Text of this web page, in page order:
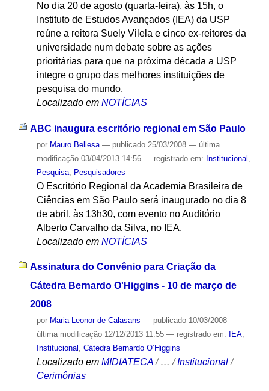
No dia 20 de agosto (quarta-feira), às 15h, o
Instituto de Estudos Avançados (IEA) da USP
reúne a reitora Suely Vilela e cinco ex-reitores da
universidade num debate sobre as ações
prioritárias para que na próxima década a USP
integre o grupo das melhores instituições de
pesquisa do mundo.
Localizado em NOTÍCIAS
ABC inaugura escritório regional em São Paulo
por Mauro Bellesa — publicado25/03/2008 — última
modificação03/04/2013 14:56 — registrado em: Institucional
Pesquisa, Pesquisadores
O Escritório Regional da Academia Brasileira de
Ciências em São Paulo será inaugurado no dia 8
de abril, às 13h30, com evento no Auditório
Alberto Carvalho da Silva, no IEA.
Localizado em NOTÍCIAS
Assinatura do Convênio para Criação da
Cátedra Bernardo O'Higgins - 10 de março de
2008
por Maria Leonor de Calasans — publicado10/03/2008 —
última modificação12/12/2013 11:55 — registrado em: IEA,
Institucional , Cátedra Bernardo O’Higgins
Localizado em MIDIATECA / …/Institucional /
Cerimônias